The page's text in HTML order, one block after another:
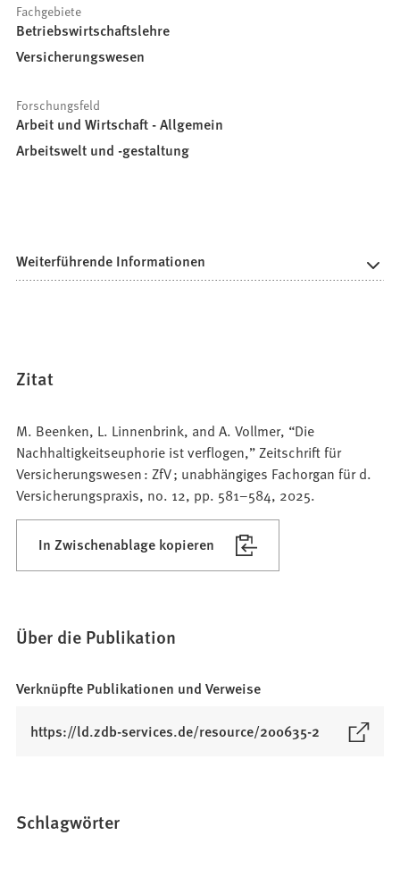
Fachgebiete
Betriebswirtschaftslehre
Versicherungswesen
Forschungsfeld
Arbeit und Wirtschaft - Allgemein
Arbeitswelt und -gestaltung
Weiterführende Informationen
Zitat
M. Beenken, L. Linnenbrink, and A. Vollmer, “Die
Nachhaltigkeitseuphorie ist verflogen,” Zeitschrift für
Versicherungswesen : ZfV ; unabhängiges Fachorgan für d.
Versicherungspraxis, no. 12, pp. 581–584, 2025.
In Zwischenablage kopieren
Über die Publikation
Verknüpfte Publikationen und Verweise
https://ld.zdb-services.de/resource/200635-2
n
Schlagwörter